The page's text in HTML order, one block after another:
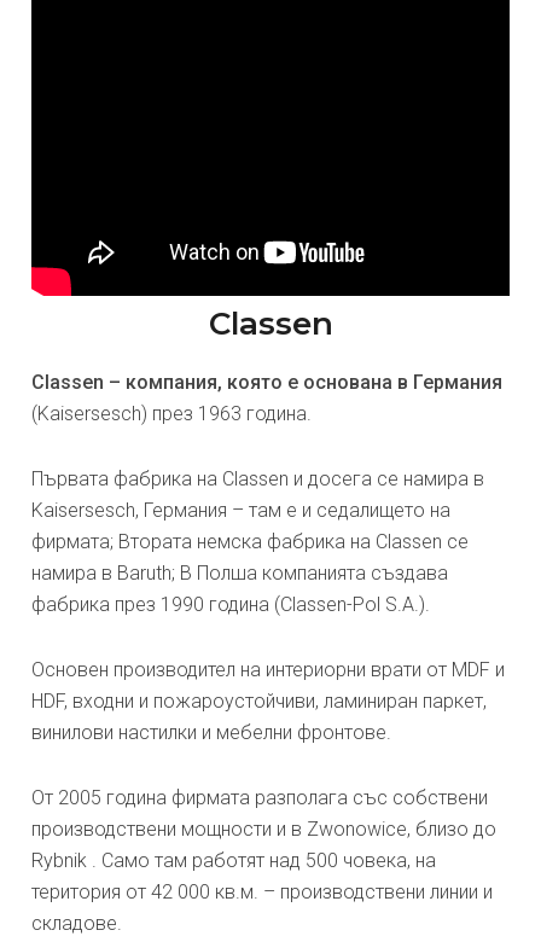
Classen
Classen – компания, която е основана в Германия
(Kaisersesch) през 1963 година.
Първата фабрика на Classen и досега се намира в
Kaisersesch, Германия – там е и седалището на
фирмата; Втората немска фабрика на Classen се
намира в Baruth; В Полша компанията създава
фабрика през 1990 година (Classen-Pol S.A.).
Основен производител на интериорни врати от MDF и
HDF, входни и пожароустойчиви, ламиниран паркет,
винилови настилки и мебелни фронтове.
От 2005 година фирмата разполага със собствени
производствени мощности и в Zwonowice, близо до
Rybnik . Само там работят над 500 човека, на
територия от 42 000 кв.м. – производствени линии и
складове.